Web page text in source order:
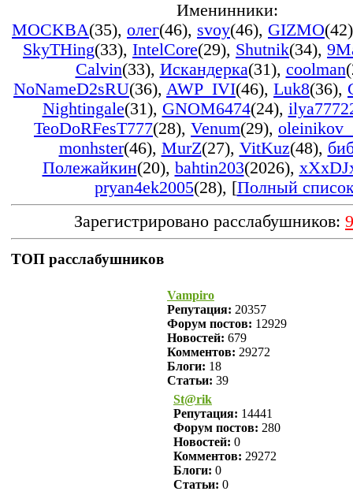
Именинники:
MOCKBA(35), олег(46), svoy(46), GIZMO(42)
SkyTHing(33), IntelCore(29), Shutnik(34),
Calvin(33), Искандерка(31), coolman
NoNameD2sRU(36), AWP_IVI(46), Luk8(36),
Nightingale(31), GNOM6474(24),
TeoDoRFesT777(28), Venum(29),
monhster(46), MurZ(27), VitKuz(48),
Полежайкин(20), bahtin203(2026),
pryan4ek2005(28), [Полный
Зарегистрировано расслабушников:
ТОП расслабушников
Vampiro
Репутация: 20357
Форум постов: 12929
Новостей: 679
Комментов: 29272
Блоги: 18
Статьи: 39
St@rik
Репутация: 14441
Форум постов: 280
Новостей: 0
Комментов: 29272
Блоги: 0
Статьи: 0